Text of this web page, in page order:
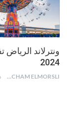
ونترلاند
2024
HICHAM ELMORSLI